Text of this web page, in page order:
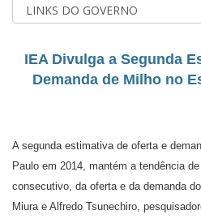
IEA Divulga a Segunda
Demanda de Milho no
A segunda estimativa de oferta e
Paulo em 2014, mantém a tendência
consecutivo, da oferta e da demanda
Miura e Alfredo Tsunechiro,